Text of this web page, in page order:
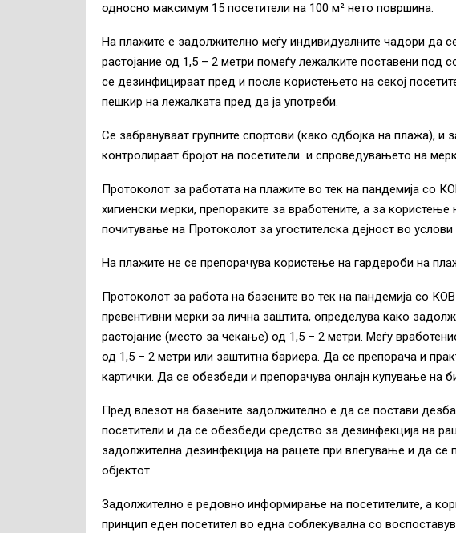
односно максимум 15 посетители на 100 м² нето површина.
На плажите е задолжително меѓу индивидуалните чадори да
растојание од 1,5 – 2 метри помеѓу лежалките поставени
се дезинфицираат пред и после користењето на секој
пешкир на лежалката пред да ја употреби.
Се забрануваат групните спортови (како одбојка на плажа),
контролираат бројот на посетители и спроведувањето на
Протоколот за работата на плажите во тек на пандемија со
хигиенски мерки, препораките за вработените, а за користење
почитување на Протоколот за угостителска дејност во
На плажите не се препорачува користење на гардероби на
Протоколот за работа на базените во тек на пандемија со
превентивни мерки за лична заштита, определува како
растојание (место за чекање) од 1,5 – 2 метри. Меѓу
од 1,5 – 2 метри или заштитна бариера. Да се препорача и
картички. Да се обезбеди и препорачува онлајн купување на
Пред влезот на базените задолжително е да се постави
посетители и да се обезбеди средство за дезинфекција на
задолжителна дезинфекција на рацете при влегување и да се
објектот.
Задолжително е редовно информирање на посетителите, а
принцип еден посетител во една соблекувална со